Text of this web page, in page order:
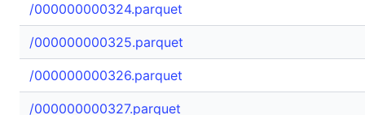
/000000000324.parquet
/000000000325.parquet
/000000000326.parquet
/000000000327.parquet